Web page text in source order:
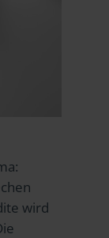
wird